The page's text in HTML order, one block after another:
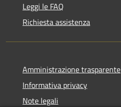
Leggi le FAQ
Richiesta assistenza
Amministrazione trasparente
Informativa privacy
Note legali